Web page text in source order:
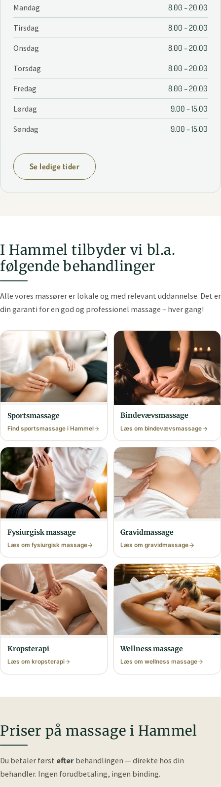
Mandag 8.00 – 20.00
Tirsdag 8.00 – 20.00
Onsdag 8.00 – 20.00
Torsdag 8.00 – 20.00
Fredag 8.00 – 20.00
Lørdag 9.00 – 15.00
Søndag 9.00 – 15.00
Se ledige tider
I Hammel tilbyder vi bl.a.
følgende behandlinger
Alle vores massører er lokale og med relevant uddannelse. Det er
din garanti for en god og professionel massage – hver gang!
Sports­massage
Find sports­massage i Hammel
Bindevævs­massage
Læs om bindevævs­massage
Fysiurgisk massage
Læs om fysiurgisk massage
Gravid­massage
Læs om gravid­massage
Krops­terapi
Læs om krops­terapi
Wellness massage
Læs om wellness massage
Priser på massage i Hammel
Du betaler først efter behandlingen — direkte hos din
behandler. Ingen forudbetaling, ingen binding.